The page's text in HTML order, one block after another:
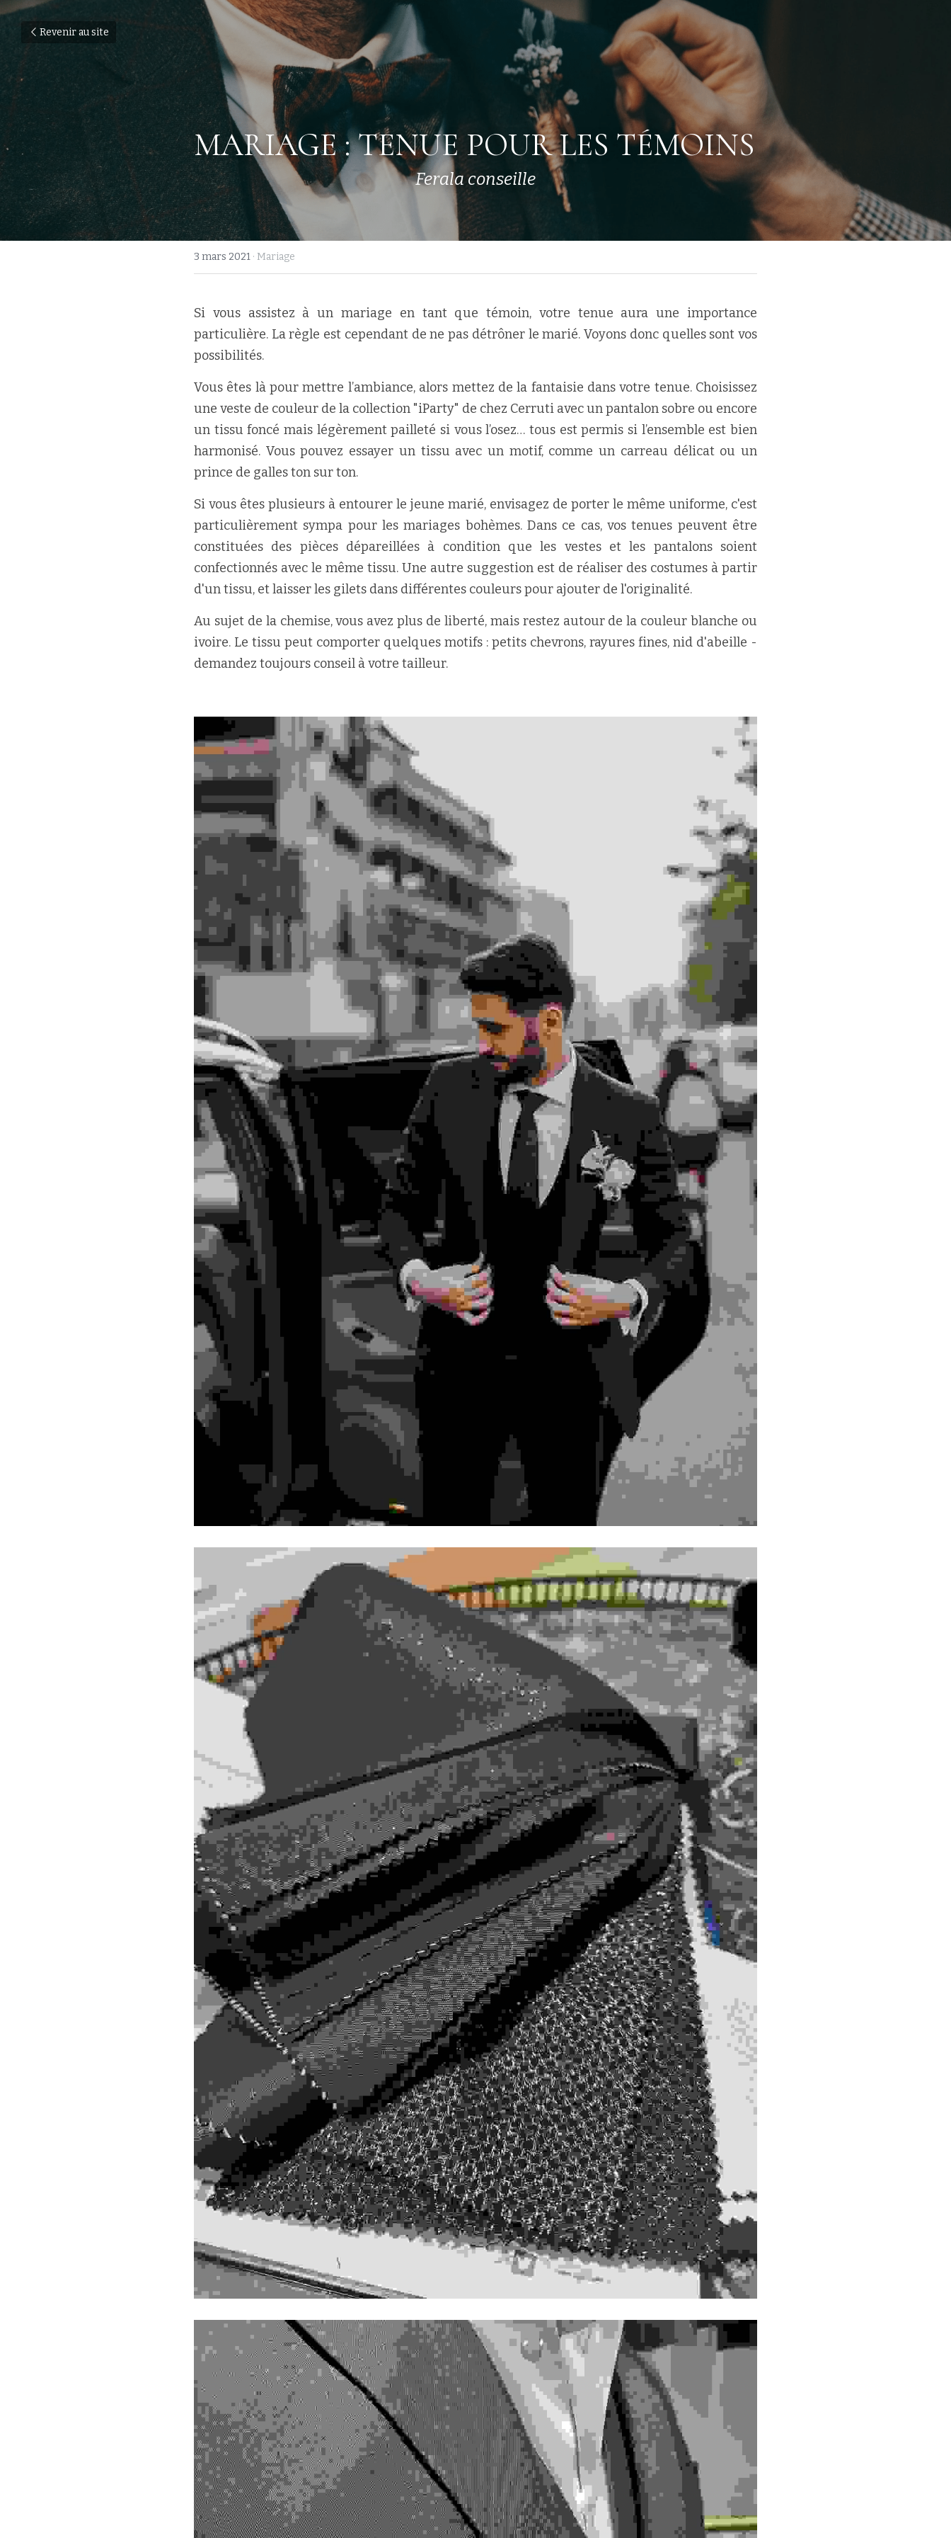
Revenir au site
MARIAGE : TENUE POUR LES T ÉMOINS
Ferala conseille
3 mars 2021 · Mariage
Si vous assistez à un mariage en tant que témoin, votre tenue aura une importance
particulière. La règle est cependant de ne pas détrôner le marié. Voyons donc quelles sont vos
possibilités.
Vous êtes là pour mettre l’ambiance, alors mettez de la fantaisie dans votre tenue. Choisissez
une veste de couleur de la collection "iParty" de chez Cerruti avec un pantalon sobre ou encore
un tissu foncé mais légèrement pailleté si vous l’osez… tous est permis si l’ensemble est bien
harmonisé. Vous pouvez essayer un tissu avec un motif, comme un carreau délicat ou un
prince de galles ton sur ton.
Si vous êtes plusieurs à entourer le jeune marié, envisagez de porter le même uniforme, c'est
particulièrement sympa pour les mariages bohèmes. Dans ce cas, vos tenues peuvent être
constituées des pièces dépareillées à condition que les vestes et les pantalons soient
confectionnés avec le même tissu. Une autre suggestion est de réaliser des costumes à partir
d'un tissu, et laisser les gilets dans différentes couleurs pour ajouter de l'originalité.
Au sujet de la chemise, vous avez plus de liberté, mais restez autour de la couleur blanche ou
ivoire. Le tissu peut comporter quelques motifs : petits chevrons, rayures fines, nid d'abeille -
demandez toujours conseil à votre tailleur.